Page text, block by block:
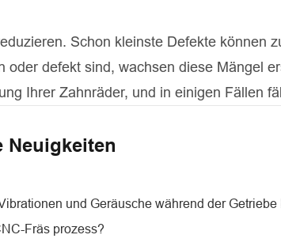
Schon kleinste Defekte können
oder defekt sind, wachsen diese Mängel
Ihrer Zahnräder, und in einigen Fällen
Neuigkeiten
und Geräusche während der
Fräs prozess?